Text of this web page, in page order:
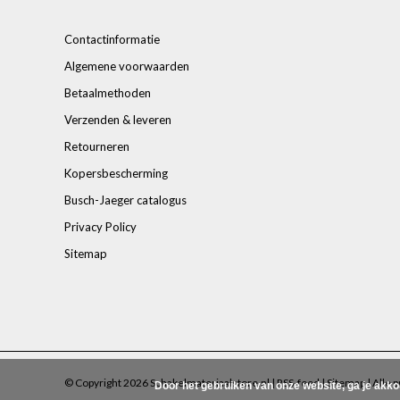
Contactinformatie
Algemene voorwaarden
Betaalmethoden
Verzenden & leveren
Retourneren
Kopersbescherming
Busch-Jaeger catalogus
Privacy Policy
Sitemap
© Copyright 2026 Schakelmateriaalstore.nl |RSS-feed|Sitemap| Alle
Door het gebruiken van onze website, ga je